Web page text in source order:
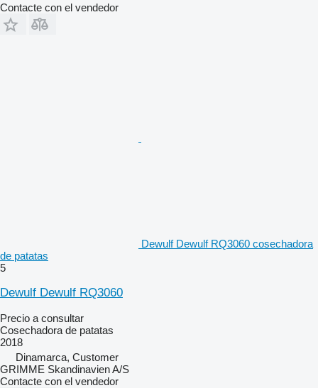
Contacte con el vendedor
Dewulf Dewulf RQ3060 cosechadora
de patatas
5
Dewulf Dewulf RQ3060
Precio a consultar
Cosechadora de patatas
2018
Dinamarca, Customer
GRIMME Skandinavien A/S
Contacte con el vendedor